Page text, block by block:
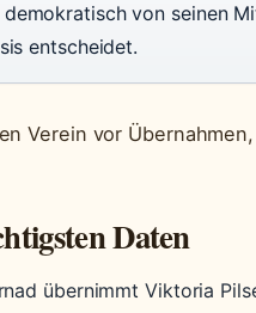
von seinen
entscheidet.
Verein vor
Daten
übernimmt Viktoria